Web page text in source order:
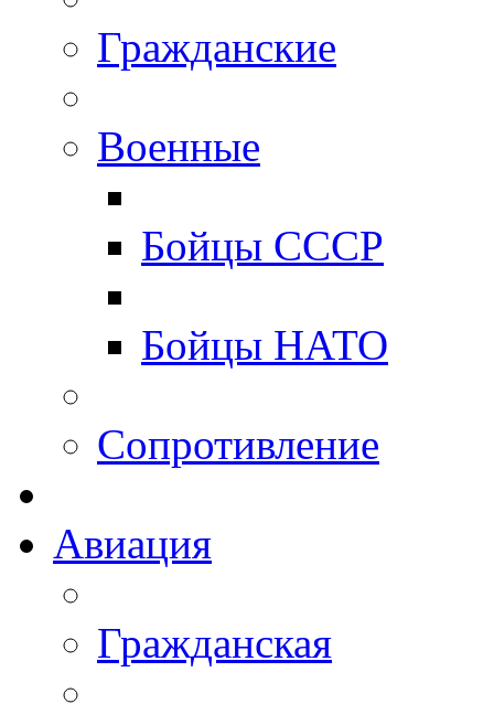
Гражданские
Военные
Бойцы СССР
Бойцы НАТО
Сопротивление
Авиация
Гражданская